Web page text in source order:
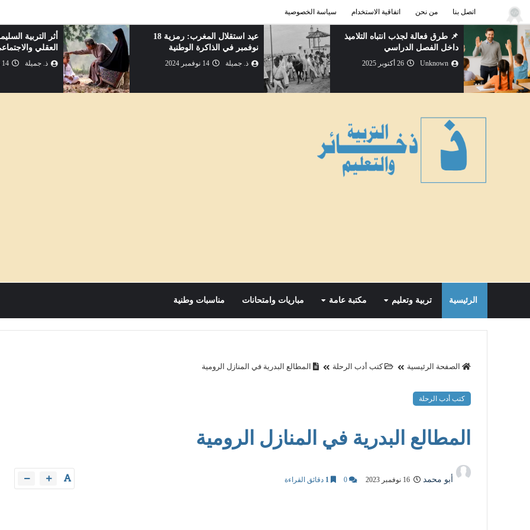
اتصل بنا من نحن اتفاقية الاستخدام سياسة الخصوصية
📌 طرق فعالة لجذب انتباه التلاميذ
داخل الفصل الدراسي
Unknown 26 أكتوبر 2025
عيد استقلال المغرب: رمزية 18
نوفمبر في الذاكرة الوطنية
ذ. جميلة 14 نوفمبر 2024
أثر التربية
العقلي
ذ. جميلة 14 نوفمبر 2024
الرئيسية تربية وتعليم مكتبة عامة مباريات وامتحانات مناسبات وطنية
الصفحة الرئيسية كتب أدب الرحلة المطالع البدرية في المنازل الرومية
كتب أدب الرحلة
المطالع البدرية في المنازل الرومية
أبو محمد 0
1 دقائق القراءة
مباريات التوظيف